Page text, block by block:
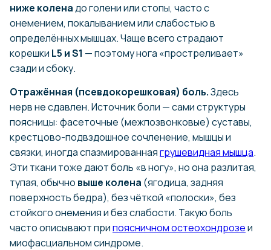
ниже коленадо голени или стопы, часто с
онемением, покалыванием или слабостью в
определённых мышцах. Чаще всего страдают
корешки L5 и S1 — поэтому нога «простреливает»
сзади и сбоку.
Отражённая (псевдокорешковая) боль.Здесь
нерв не сдавлен. Источник боли — сами структуры
поясницы: фасеточные (межпозвонковые) суставы,
крестцово-подвздошное сочленение, мышцы и
связки, иногда спазмированнаягрушевидная мышца.
Эти ткани тоже дают боль «в ногу», но она разлитая,
тупая, обычно выше колена (ягодица, задняя
поверхность бедра), без чёткой «полоски», без
стойкого онемения и без слабости. Такую боль
часто описывают припоясничном остеохондрозеи
миофасциальном синдроме.